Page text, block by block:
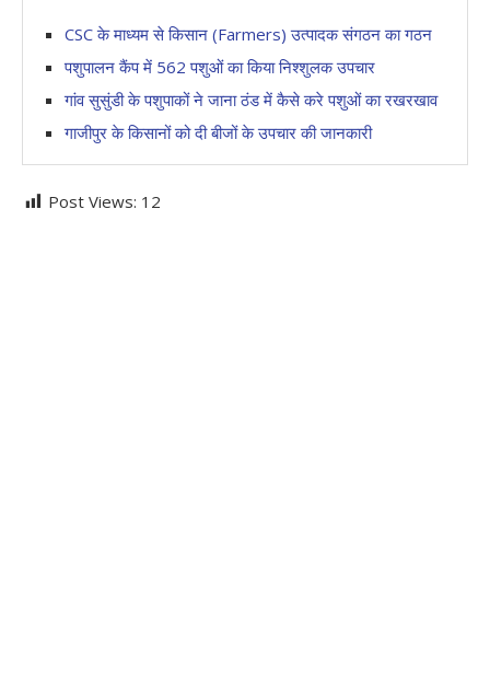
CSC के माध्यम से किसान (Farmers) उत्पादक संगठन का गठन
पशुपालन कैंप में 562 पशुओं का किया निश्शुलक उपचार
गांव सुसुंडी के पशुपाकों ने जाना ठंड में कैसे करे पशुओं का रखरखाव
गाजीपुर के किसानों को दी बीजों के उपचार की जानकारी
Post Views: 12